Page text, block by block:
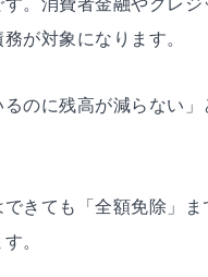
。消費者金融やクレ
が対象になります。
のに残高が減らない
きても「全額免除」
。